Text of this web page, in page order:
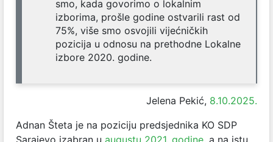
smo, kada govorimo o lokalnim
izborima, prošle godine ostvarili rast od
75%, više smo osvojili vijećničkih
pozicija u odnosu na prethodne Lokalne
izbore 2020. godine.
Jelena Pekić, 8.10.2025.
Adnan Šteta je na poziciju predsjednika KO SDP
Sarajevo izabran u augustu 2021. godine, a na istu